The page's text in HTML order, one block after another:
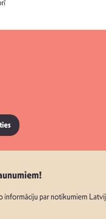
informāciju par notikumiem